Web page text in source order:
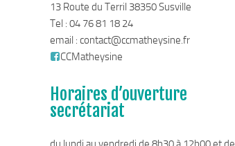
13 Route du Terril 38350 Susville
Tel : 04 76 81 18 24
email : contact@ccmatheysine.fr
CCMatheysine
Horaires d’ouverture
secrétariat